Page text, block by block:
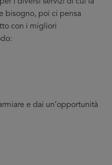
bisogno, poi ci pensa
con i migliori
e dai un’opportunità